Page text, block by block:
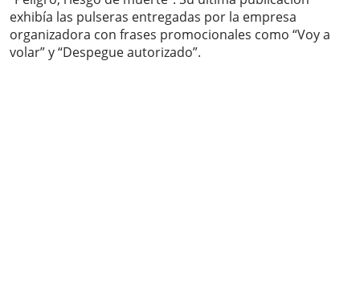
exhibía las pulseras entregadas por la empresa
organizadora con frases promocionales como “Voy a
volar” y “Despegue autorizado”.